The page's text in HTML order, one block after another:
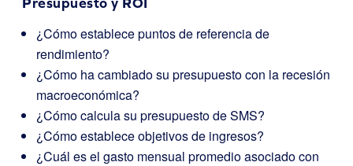
¿Cómo establece puntos de referencia de
rendimiento?
¿Cómo ha cambiado su presupuesto con la recesión
macroeconómica?
¿Cómo calcula su presupuesto de SMS?
¿Cómo establece objetivos de ingresos?
¿Cuál es el gasto mensual promedio asociado con